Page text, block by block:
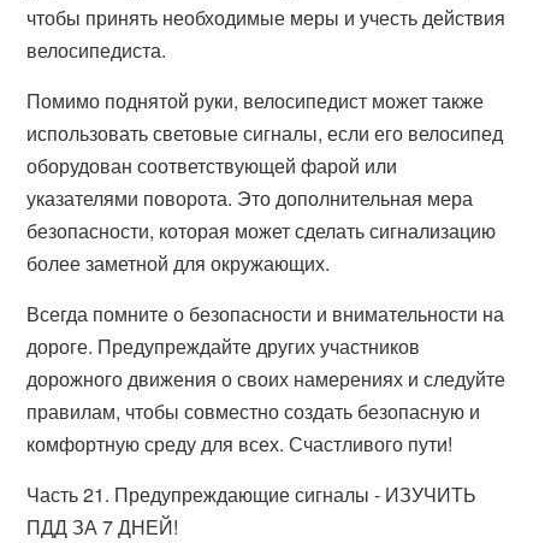
чтобы принять необходимые меры и учесть действия
велосипедиста.
Помимо поднятой руки, велосипедист может также
использовать световые сигналы, если его велосипед
оборудован соответствующей фарой или
указателями поворота. Это дополнительная мера
безопасности, которая может сделать сигнализацию
более заметной для окружающих.
Всегда помните о безопасности и внимательности на
дороге. Предупреждайте других участников
дорожного движения о своих намерениях и следуйте
правилам, чтобы совместно создать безопасную и
комфортную среду для всех. Счастливого пути!
Часть 21. Предупреждающие сигналы - ИЗУЧИТЬ
ПДД ЗА 7 ДНЕЙ!